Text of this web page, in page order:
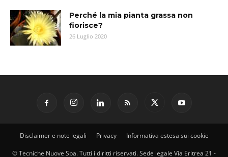
Perché la mia pianta grassa non
fiorisce?
26 Luglio 2020
Disclaimer e note legali Privacy Informativa estesa sui cookie
© Tecniche Nuove Spa. Tutti i diritti riservati. Sede legale Via Eritrea 21 -